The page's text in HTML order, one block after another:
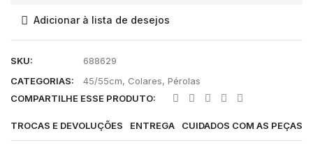
Adicionar à lista de desejos
SKU:
688629
CATEGORIAS:
45/55cm, Colares, Pérolas
COMPARTILHE ESSE PRODUTO:
TROCAS E DEVOLUÇÕES ENTREGA CUIDADOS COM AS PEÇAS